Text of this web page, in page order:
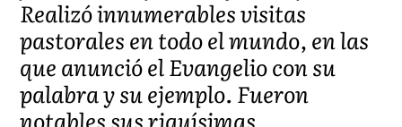
Realizó innumerables visitas
pastorales en todo el mundo, en las
que anunció el Evangelio con su
palabra y su ejemplo. Fueron
notables sus riquísimas